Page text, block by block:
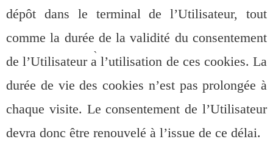
dépôt dans le terminal de l’Utilisateur, tout
comme la durée de la validité du consentement
de l’Utilisateur a l’utilisation de ces cookies. La
durée de vie des cookies n’est pas prolongée à
chaque visite. Le consentement de l’Utilisateur
devra donc être renouvelé à l’issue de ce délai.